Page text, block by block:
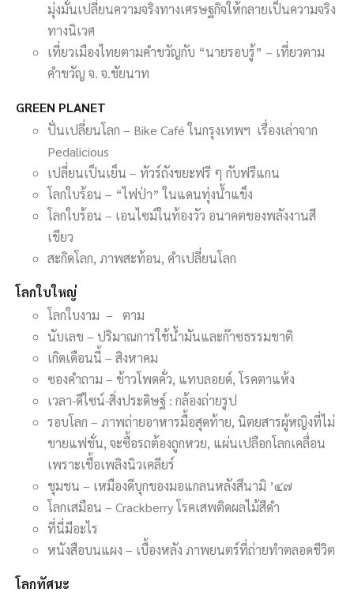
มุ่งมั่นเปลี่ยนความจริงทางเศรษฐกิจให้กลายเป็นความจริง
ทางนิเวศ
เที่ยวเมืองไทยตามคำขวัญกับ “นายรอบรู้” – เที่ยวตาม
คำขวัญ จ. จ.ชัยนาท
GREEN PLANET
ปั่นเปลี่ยนโลก – Bike Café ในกรุงเทพฯ เรื่องเล่าจาก
Pedalicious
เปลี่ยนเป็นเย็น – ทัวร์ถังขยะฟรี ๆ กับฟรีแกน
โลกใบร้อน – “ไฟป่า” ในแดนทุ่งน้ำแข็ง
โลกใบร้อน – เอนไซม์ในท้องวัว อนาคตของพลังงานสี
เขียว
สะกิดโลก, ภาพสะท้อน, คำเปลี่ยนโลก
โลกใบใหญ่
โลกใบงาม – ตาม
นับเลข – ปริมาณการใช้น้ำมันและก๊าซธรรมชาติ
เกิดเดือนนี้ – สิงหาคม
ซองคำถาม – ข้าวโพดคั่ว, แทบลอยด์, โรคตาแห้ง
เวลา-ดีไซน์-สิ่งประดิษฐ์ : กล้องถ่ายรูป
รอบโลก – ภาพถ่ายอาหารมื้อสุดท้าย, นิตยสารผู้หญิงที่ไม่
ขายแฟชั่น, จะซื้อรถต้องถูกหวย, แผ่นเปลือกโลกเคลื่อน
เพราะเชื้อเพลิงนิวเคลียร์
ชุมชน – เหมืองดีบุกของมอแกลนหลังสึนามิ ’๔๗
โลกเสมือน – Crackberry โรคเสพติดผลไม้สีดำ
ที่นี่มีอะไร
หนังสือบนแผง – เบื้องหลัง ภาพยนตร์ที่ถ่ายทำตลอดชีวิต
โลกทัศนะ